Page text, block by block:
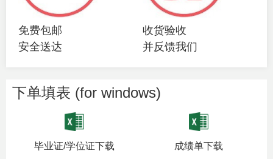
免费包邮
安全送达
收货验收
并反馈我们
下单填表 (for windows)
毕业证/学位证下载 成绩单下载